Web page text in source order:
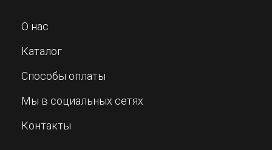
О нас
Каталог
Способы оплаты
Мы в социальных сетях
Контакты